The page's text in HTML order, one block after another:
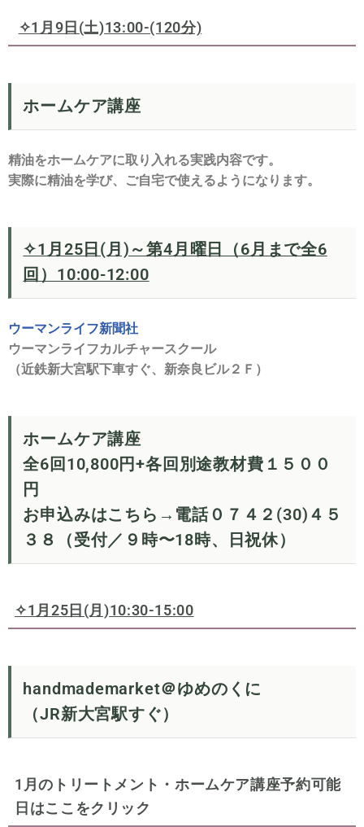
✧1月9日(土)13:00-(120分)
ホームケア講座
精油をホームケアに取り入れる実践内容です。
実際に精油を学び、ご自宅で使えるようになります。
✧1月25日(月)～第4月曜日（6月まで全6
回）10:00-12:00
ウーマンライフ新聞社
ウーマンライフカルチャースクール
（近鉄新大宮駅下車すぐ、新奈良ビル２Ｆ）
ホームケア講座
全6回10,800円+各回別途教材費１５００
円
お申込みはこちら→電話０７４２(30)４５
３８（受付／９時〜18時、日祝休）
✧1月25日(月)10:30-15:00
handmademarket＠ゆめのくに
（JR新大宮駅すぐ）
1月のトリートメント・ホームケア講座予約可能
日はここをクリック